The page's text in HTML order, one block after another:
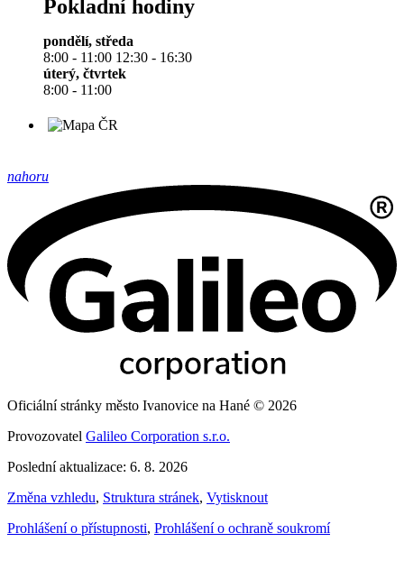
Pokladní hodiny
pondělí, středa
8:00 - 11:00 12:30 - 16:30
úterý, čtvrtek
8:00 - 11:00
nahoru
Oficiální stránky město Ivanovice na Hané © 2026
Provozovatel Galileo Corporation s.r.o.
Poslední aktualizace: 6. 8. 2026
Změna vzhledu, Struktura stránek, Vytisknout
Prohlášení o přístupnosti, Prohlášení o ochraně soukromí